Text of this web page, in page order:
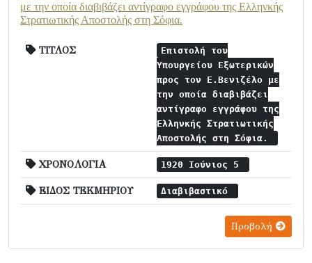
με την οποία διαβιβάζει αντίγραφο εγγράφου της Ελληνκής
Στρατιωτικής Αποστολής στη Σόφια.
ΤΙΤΛΟΣ
Επιστολή του
Υπουργείου Εξωτερικών
προς τον Ε.Βενιζέλο με
την οποία διαβιβάζει
αντίγραφο εγγράφου της
Ελληνκής Στρατιωτικής
Αποστολής στη Σόφια.
ΧΡΟΝΟΛΟΓΙΑ 1920 Ιούνιος 5
ΕΙΔΟΣ ΤΕΚΜΗΡΙΟΥ Διαβιβαστικό
Προβολή